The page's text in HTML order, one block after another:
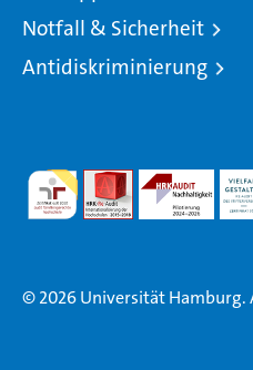
Notfall & Sicherheit
Antidiskriminierung
© 2026 Universität Hamburg.